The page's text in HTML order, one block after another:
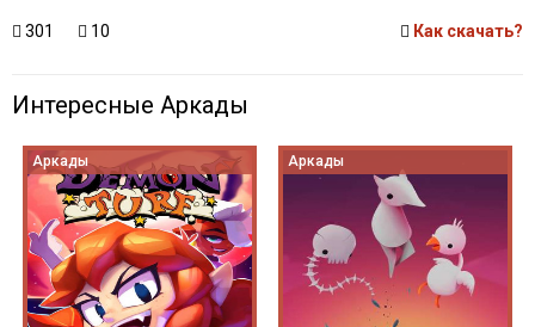
301 10 Как скачать?
Интересные Аркады
Аркады Аркады